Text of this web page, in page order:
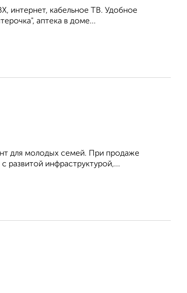
интернет, кабельное ТВ. Удобное
аптека в доме...
для молодых семей. При продаже
развитой инфраструктурой,...